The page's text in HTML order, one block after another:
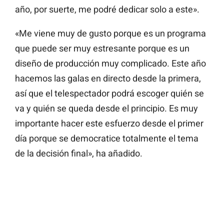
año, por suerte, me podré dedicar solo a este».
«Me viene muy de gusto porque es un programa
que puede ser muy estresante porque es un
diseño de producción muy complicado. Este año
hacemos las galas en directo desde la primera,
así que el telespectador podrá escoger quién se
va y quién se queda desde el principio. Es muy
importante hacer este esfuerzo desde el primer
día porque se democratice totalmente el tema
de la decisión final», ha añadido.